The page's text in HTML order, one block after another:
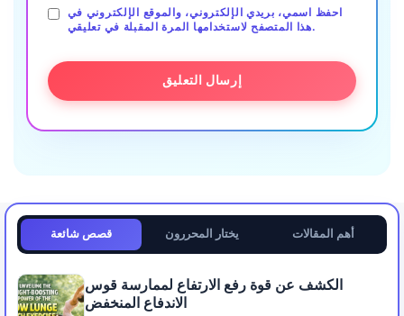
احفظ اسمي، بريدي الإلكتروني، والموقع الإلكتروني في
هذا المتصفح لاستخدامها المرة المقبلة في تعليقي.
قصص شائعة يختار المحررون أهم المقالات
الكشف عن قوة رفع الارتفاع لممارسة قوس
الاندفاع المنخفض